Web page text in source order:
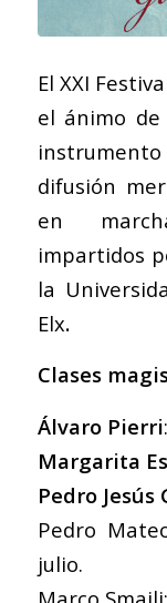
El XXI
el ánimo
difusión
en
impartidos
la
Elx.
Clases
Álvaro Pierri
Margarita
Pedro Jesús
Pedro
julio.